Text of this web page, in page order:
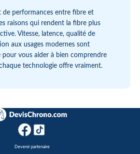
de performances entre fibre et
raisons qui rendent la fibre plus
Vitesse, latence, qualité de
aux usages modernes sont
pour vous aider à bien comprendre
technologie offre vraiment.
Devenir partenaire